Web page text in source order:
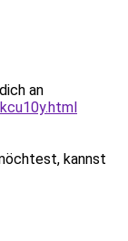
an
kannst